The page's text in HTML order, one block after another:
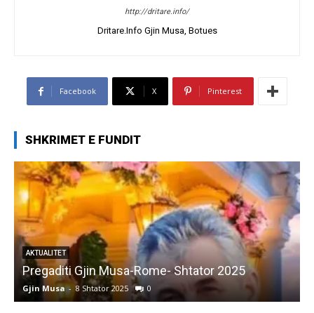
http://dritare.info/
Dritare.Info Gjin Musa, Botues
Facebook X Pinterest
SHKRIMET E FUNDIT
AKTUALITET
Pregaditi Gjin Musa-Rome- Shtator 2025
Gjin Musa - 8 Shtator 2025 0